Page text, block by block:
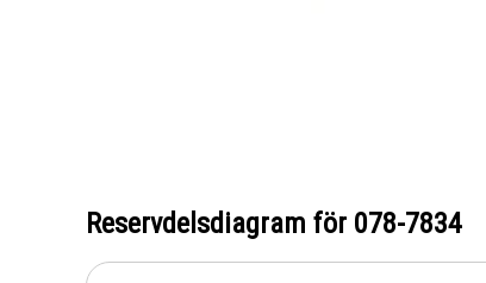
Reservdelsdiagram för 078-7834